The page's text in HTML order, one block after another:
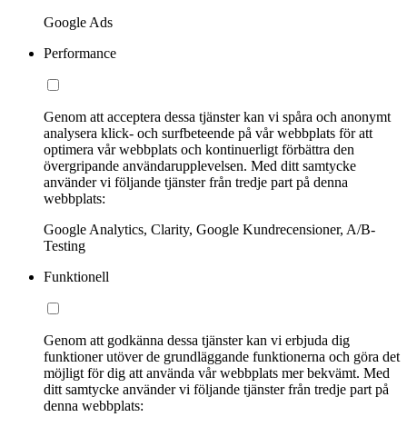
Google Ads
Performance
Genom att acceptera dessa tjänster kan vi spåra och anonymt
analysera klick- och surfbeteende på vår webbplats för att
optimera vår webbplats och kontinuerligt förbättra den
övergripande användarupplevelsen. Med ditt samtycke
använder vi följande tjänster från tredje part på denna
webbplats:
Google Analytics, Clarity, Google Kundrecensioner, A/B-
Testing
Funktionell
Genom att godkänna dessa tjänster kan vi erbjuda dig
funktioner utöver de grundläggande funktionerna och göra det
möjligt för dig att använda vår webbplats mer bekvämt. Med
ditt samtycke använder vi följande tjänster från tredje part på
denna webbplats: